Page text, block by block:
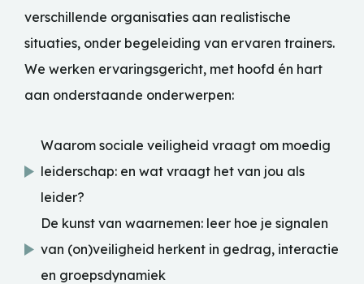
verschillende organisaties aan realistische
situaties, onder begeleiding van ervaren trainers.
We werken ervaringsgericht, met hoofd én hart
aan onderstaande onderwerpen:
Waarom sociale veiligheid vraagt om moedig
leiderschap: en wat vraagt het van jou als
leider?
De kunst van waarnemen: leer hoe je signalen
van (on)veiligheid herkent in gedrag, interactie
en groepsdynamiek